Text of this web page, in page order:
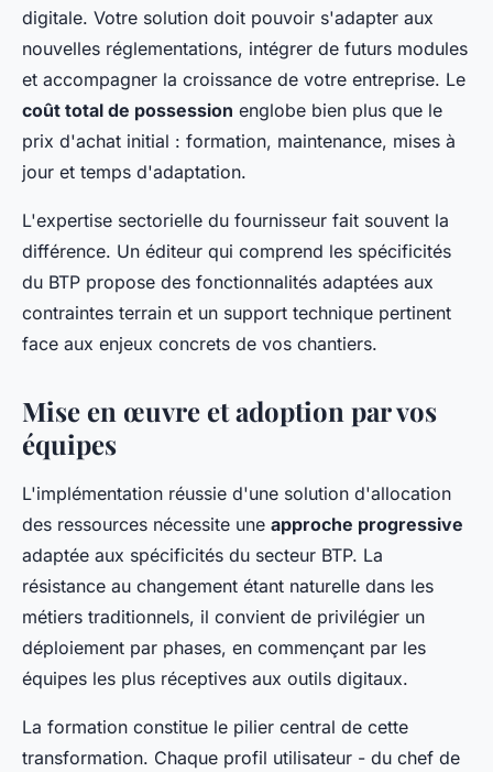
digitale. Votre solution doit pouvoir s'adapter aux
nouvelles réglementations, intégrer de futurs modules
et accompagner la croissance de votre entreprise. Le
coût total de possession englobe bien plus que le
prix d'achat initial : formation, maintenance, mises à
jour et temps d'adaptation.
L'expertise sectorielle du fournisseur fait souvent la
différence. Un éditeur qui comprend les spécificités
du BTP propose des fonctionnalités adaptées aux
contraintes terrain et un support technique pertinent
face aux enjeux concrets de vos chantiers.
Mise en œuvre et adoption par vos
équipes
L'implémentation réussie d'une solution d'allocation
des ressources nécessite une approche progressive
adaptée aux spécificités du secteur BTP. La
résistance au changement étant naturelle dans les
métiers traditionnels, il convient de privilégier un
déploiement par phases, en commençant par les
équipes les plus réceptives aux outils digitaux.
La formation constitue le pilier central de cette
transformation. Chaque profil utilisateur - du chef de